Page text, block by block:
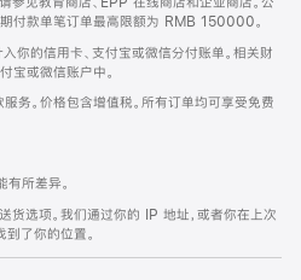
付款单笔订单最高限额为 RMB 150000。
你的信用卡、支付宝或微信分付账单。相关财
宝或微信账户中。
务。价格包含增值税。所有订单均可享受免费
所差异。
货选项。我们通过你的 IP 地址，或者你在上次
了你的位置。